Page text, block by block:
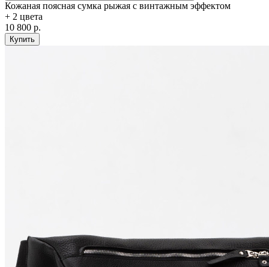
Кожаная поясная сумка рыжая с винтажным эффектом
+ 2 цвета
10 800 р.
Купить